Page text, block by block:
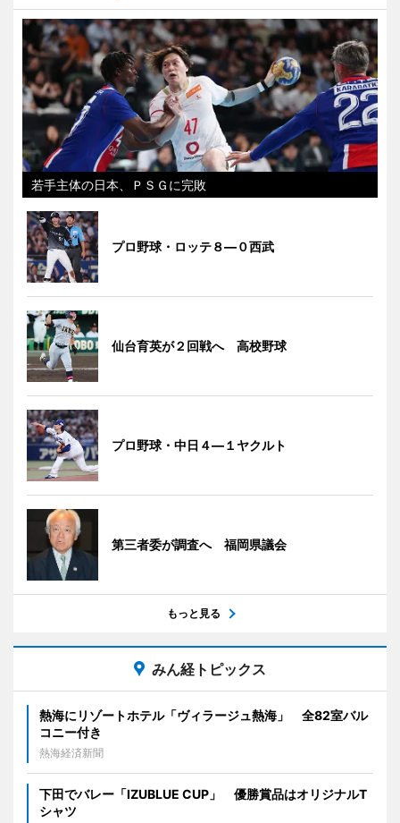
若手主体の日本、ＰＳＧに完敗
プロ野球・ロッテ８―０西武
仙台育英が２回戦へ 高校野球
プロ野球・中日４―１ヤクルト
第三者委が調査へ 福岡県議会
もっと見る
みん経トピックス
熱海にリゾートホテル「ヴィラージュ熱海」 全82室バル
コニー付き
熱海経済新聞
下田でバレー「IZUBLUE CUP」 優勝賞品はオリジナルT
シャツ